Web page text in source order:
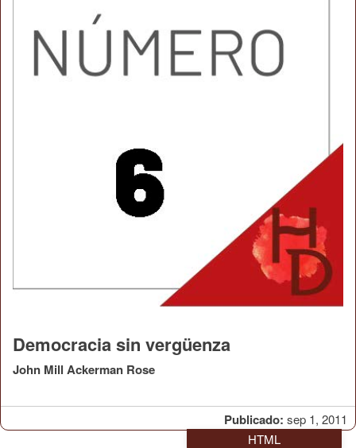
Publicado: sep 1, 2011
Democracia sin vergüenza
John Mill Ackerman Rose
HTML